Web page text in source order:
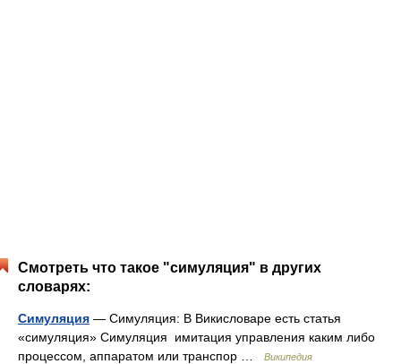
Смотреть что такое "симуляция" в других
словарях:
Симуляция — Симуляция: В Викисловаре есть статья
«симуляция» Симуляция имитация управления каким либо
процессом, аппаратом или транспор …
Википедия